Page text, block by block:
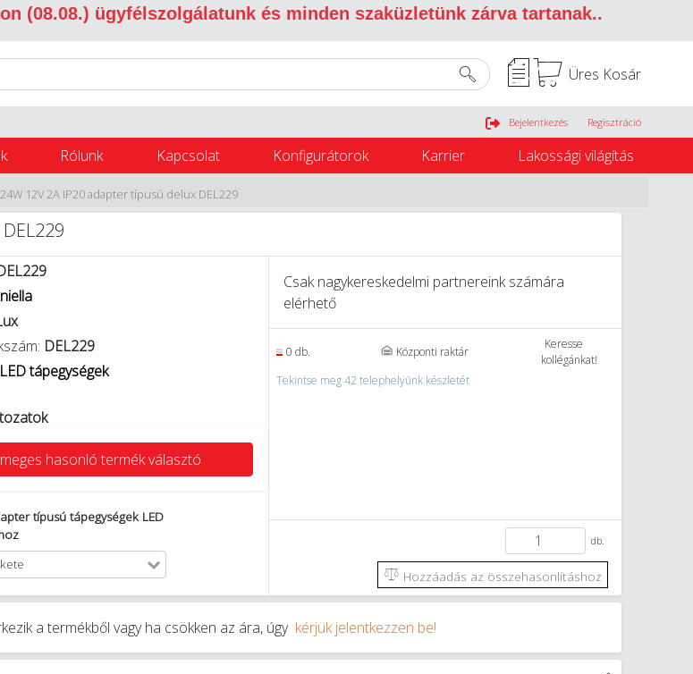
(08.08.) ügyfélszolgálatunk és minden szaküzletünk zárva tartanak..
Üres Kosár
Belépés
Bejelentkezés Regisztráció
Rólunk Kapcsolat Konfigurátorok Karrier Lakossági világítás
12V 2A IP20 adapter típusú delux DEL229
DEL229
LED tápegységek
hasonló termék választó
típusú tápegységek LED
Csak nagykereskedelmi partnereink számára
elérhető
0 db. Központi raktár
Keresse
kollégánkat!
Tekintse meg 42 telephelyünk készletét
db.
Hozzáadás az összehasonlításhoz
a termékből vagy ha csökken az ára, úgy kérjük jelentkezzen be!